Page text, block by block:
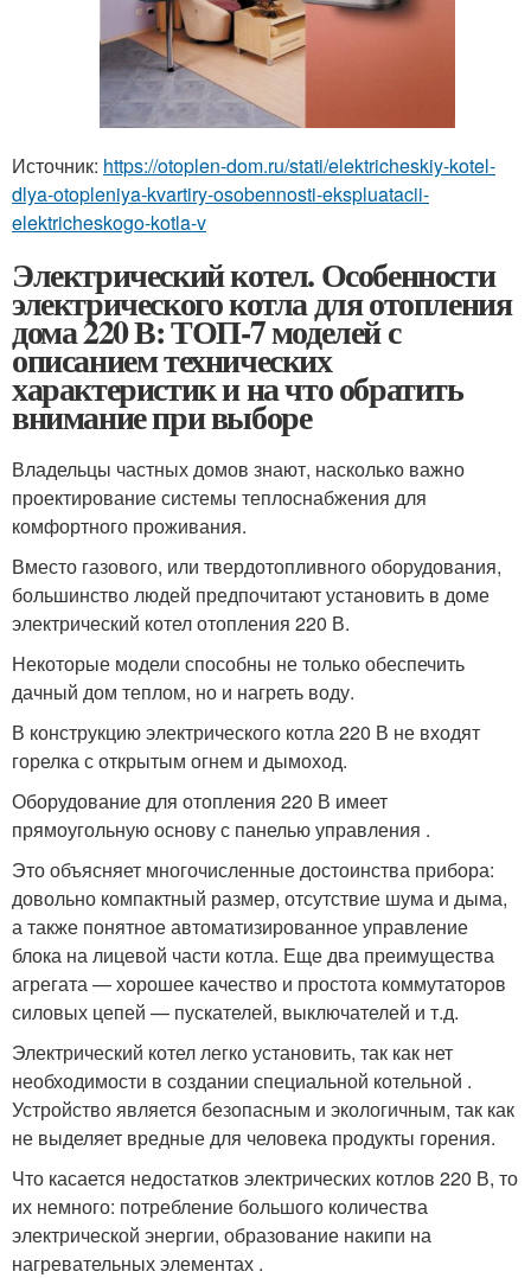
Источник: https://otoplen-dom.ru/stati/elektricheskiy-kotel-
dlya-otopleniya-kvartiry-osobennosti-ekspluatacii-
elektricheskogo-kotla-v
Электрический котел. Особенности
электрического котла для отопления
дома 220 В: ТОП-7 моделей с
описанием технических
характеристик и на что обратить
внимание при выборе
Владельцы частных домов знают, насколько важно
проектирование системы теплоснабжения для
комфортного проживания.
Вместо газового, или твердотопливного оборудования,
большинство людей предпочитают установить в доме
электрический котел отопления 220 В.
Некоторые модели способны не только обеспечить
дачный дом теплом, но и нагреть воду.
В конструкцию электрического котла 220 В не входят
горелка с открытым огнем и дымоход.
Оборудование для отопления 220 В имеет
прямоугольную основу с панелью управления .
Это объясняет многочисленные достоинства прибора:
довольно компактный размер, отсутствие шума и дыма,
а также понятное автоматизированное управление
блока на лицевой части котла. Еще два преимущества
агрегата — хорошее качество и простота коммутаторов
силовых цепей — пускателей, выключателей и т.д.
Электрический котел легко установить, так как нет
необходимости в создании специальной котельной .
Устройство является безопасным и экологичным, так как
не выделяет вредные для человека продукты горения.
Что касается недостатков электрических котлов 220 В, то
их немного: потребление большого количества
электрической энергии, образование накипи на
нагревательных элементах .